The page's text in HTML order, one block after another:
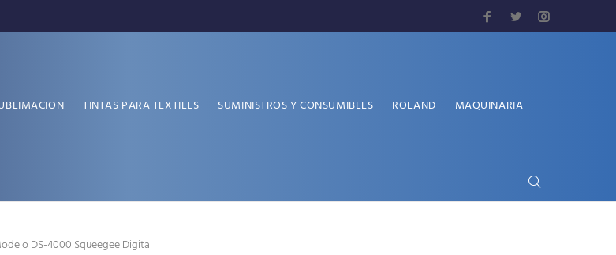
TINTAS PARA TEXTILES SUMINISTROS Y CONSUMIBLES ROLAND MAQUINARIA
DS-4000 Squeegee Digital